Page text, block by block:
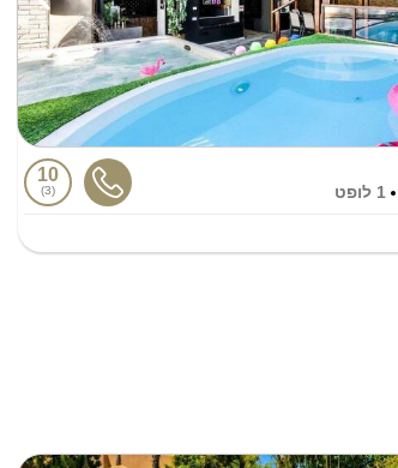
1 לופט
10
3